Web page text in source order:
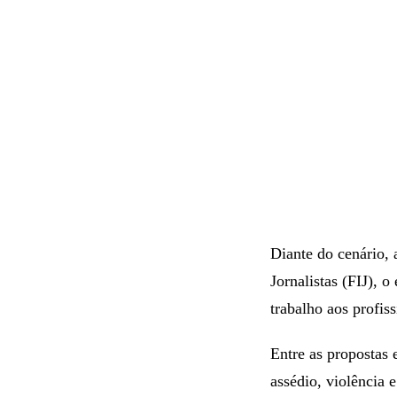
Diante do cenário,
Jornalistas (FIJ),
trabalho aos
Entre as propostas
assédio, violência